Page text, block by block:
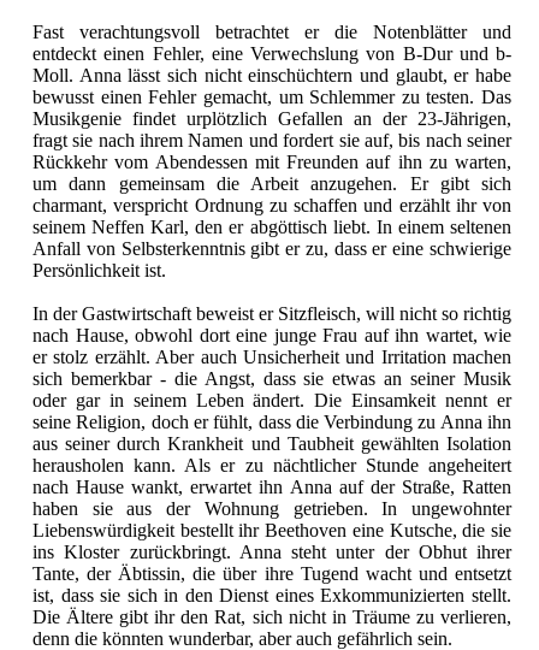
Fast verachtungsvoll betrachtet er die Notenblätter und
entdeckt einen Fehler, eine Verwechslung von B-Dur und b-
Moll. Anna lässt sich nicht einschüchtern und glaubt, er habe
bewusst einen Fehler gemacht, um Schlemmer zu testen. Das
Musikgenie findet urplötzlich Gefallen an der 23-Jährigen,
fragt sie nach ihrem Namen und fordert sie auf, bis nach seiner
Rückkehr vom Abendessen mit Freunden auf ihn zu warten,
um dann gemeinsam die Arbeit anzugehen. Er gibt sich
charmant, verspricht Ordnung zu schaffen und erzählt ihr von
seinem Neffen Karl, den er abgöttisch liebt. In einem seltenen
Anfall von Selbsterkenntnis gibt er zu, dass er eine schwierige
Persönlichkeit ist.
In der Gastwirtschaft beweist er Sitzfleisch, will nicht so richtig
nach Hause, obwohl dort eine junge Frau auf ihn wartet, wie
er stolz erzählt. Aber auch Unsicherheit und Irritation machen
sich bemerkbar - die Angst, dass sie etwas an seiner Musik
oder gar in seinem Leben ändert. Die Einsamkeit nennt er
seine Religion, doch er fühlt, dass die Verbindung zu Anna ihn
aus seiner durch Krankheit und Taubheit gewählten Isolation
herausholen kann. Als er zu nächtlicher Stunde angeheitert
nach Hause wankt, erwartet ihn Anna auf der Straße, Ratten
haben sie aus der Wohnung getrieben. In ungewohnter
Liebenswürdigkeit bestellt ihr Beethoven eine Kutsche, die sie
ins Kloster zurückbringt. Anna steht unter der Obhut ihrer
Tante, der Äbtissin, die über ihre Tugend wacht und entsetzt
ist, dass sie sich in den Dienst eines Exkommunizierten stellt.
Die Ältere gibt ihr den Rat, sich nicht in Träume zu verlieren,
denn die könnten wunderbar, aber auch gefährlich sein.